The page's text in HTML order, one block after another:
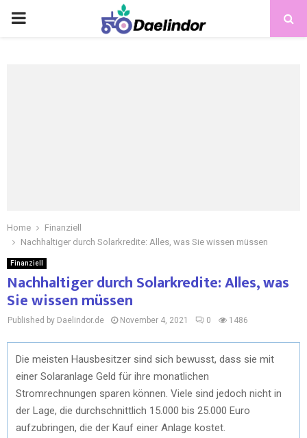
Home
Finanziell
Nachhaltiger durch Solarkredite: Alles, was Sie wissen müssen
Finanziell
Nachhaltiger durch Solarkredite: Alles, was
Sie wissen müssen
Published by Daelindor.de November 4, 2021 0 1486
Die meisten Hausbesitzer sind sich bewusst, dass sie mit
einer Solaranlage Geld für ihre monatlichen
Stromrechnungen sparen können. Viele sind jedoch nicht in
der Lage, die durchschnittlich 15.000 bis 25.000 Euro
aufzubringen, die der Kauf einer Anlage kostet.